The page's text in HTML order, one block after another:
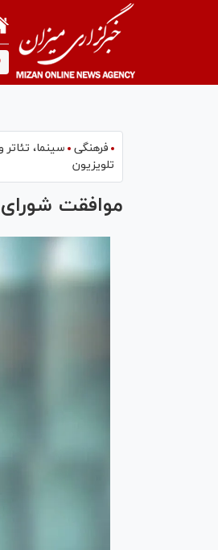
فرهنگی
سینما،‌ تئاتر
تلویزیون
موافقت شورای